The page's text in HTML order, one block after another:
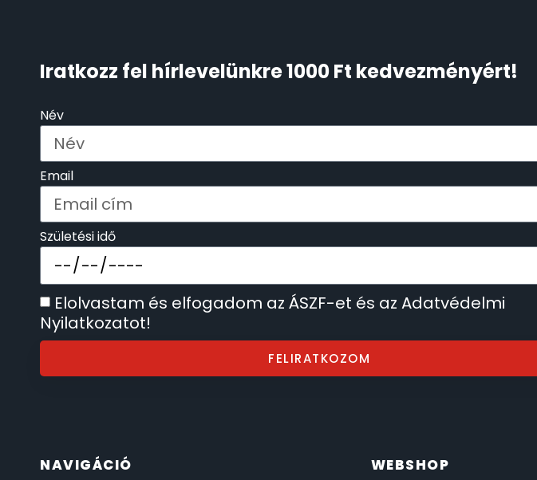
Iratkozz fel hírlevelünkre 1000 Ft kedvezményért!
Név
Email
Születési idő
Elolvastam és elfogadom az ÁSZF-et és az Adatvédelmi
Nyilatkozatot!
FELIRATKOZOM
NAVIGÁCIÓ
WEBSHOP
POLICE 47
PULSAR
SANTA BARBARA 7
SECTOR
SEIKO 62
SENCOR
SERGIO TACCHINI
SLAZENGER
SZÁMOLÓGÉPEK